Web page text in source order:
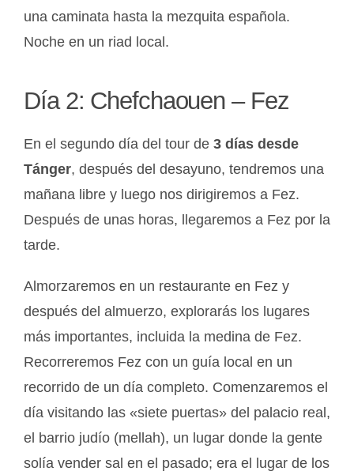
una caminata hasta la mezquita española.
Noche en un riad local.
Día 2: Chefchaouen – Fez
En el segundo día del tour de 3 días desde
Tánger, después del desayuno, tendremos una
mañana libre y luego nos dirigiremos a Fez.
Después de unas horas, llegaremos a Fez por la
tarde.
Almorzaremos en un restaurante en Fez y
después del almuerzo, explorarás los lugares
más importantes, incluida la medina de Fez.
Recorreremos Fez con un guía local en un
recorrido de un día completo. Comenzaremos el
día visitando las «siete puertas» del palacio real,
el barrio judío (mellah), un lugar donde la gente
solía vender sal en el pasado; era el lugar de los